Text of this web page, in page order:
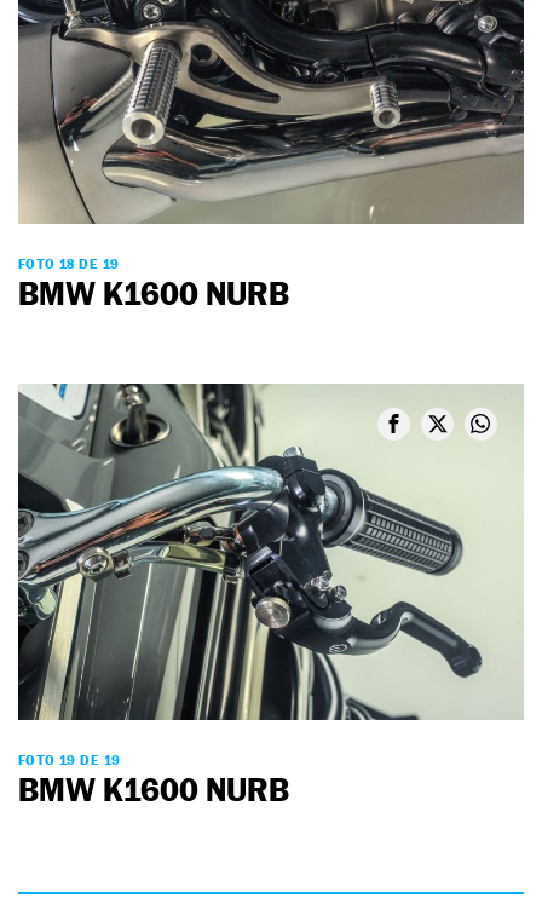
FOTO 18 DE 19
BMW K1600 NURB
FOTO 19 DE 19
BMW K1600 NURB